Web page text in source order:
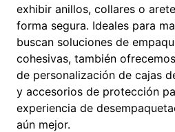
exhibir anillos, collares o
forma segura. Ideales para
buscan soluciones de
cohesivas, también
de personalización de cajas
y accesorios de protección
experiencia de
aún mejor.